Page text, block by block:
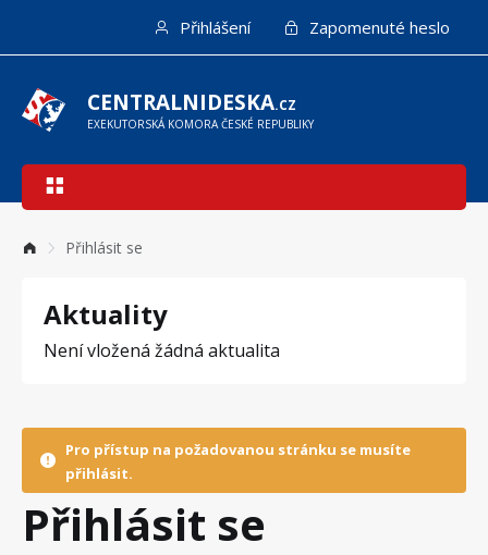
hlavnímu
obsahu
Přihlášení Zapomenuté heslo
CENTRALNIDESKA.CZ
EXEKUTORSKÁ KOMORA ČESKÉ REPUBLIKY
Hlavní
Přihlásit se
Aktuality
Není vložená žádná aktualita
Pro přístup na požadovanou stránku se musíte
přihlásit.
Přihlásit se